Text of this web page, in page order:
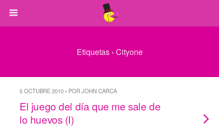
Etiquetas › Cityone
5 OCTUBRE 2010 • POR JOHN CARCA
El juego del día que me sale de
lo huevos (I)